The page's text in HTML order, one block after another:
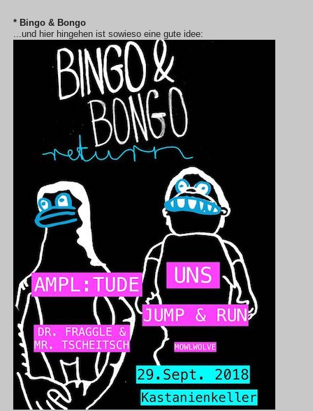
* Bingo & Bongo
...und hier hingehen ist sowieso eine gute idee: